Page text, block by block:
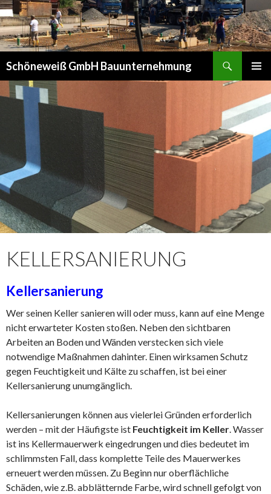
Schöneweiß GmbH Bauunternehmung
MENÜ
ZUM
INHALT
KELLERSANIERUNG
Kellersanierung
Wer seinen Keller sanieren will oder muss, kann auf eine Menge
nicht erwarteter Kosten stoßen. Neben den sichtbaren
Arbeiten an Boden und Wänden verstecken sich viele
notwendige Maßnahmen dahinter. Einen wirksamen Schutz
gegen Feuchtigkeit und Kälte zu schaffen, ist bei einer
Kellersanierung unumgänglich.
Kellersanierungen können aus vielerlei Gründen erforderlich
werden – mit der Häufigste ist Feuchtigkeit im Keller. Wasser
ist ins Kellermauerwerk eingedrungen und dies bedeutet im
schlimmsten Fall, dass komplette Teile des Mauerwerkes
erneuert werden müssen. Zu Beginn nur oberflächliche
Schäden, wie z.B. abblätternde Farbe, wird schnell gefolgt von